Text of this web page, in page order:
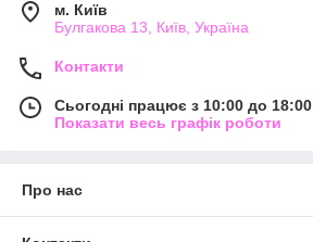
м. Київ
Булгакова 13, Київ, Україна
Контакти
Сьогодні працює з 10:00 до 18:00
Показати весь графік роботи
Про нас